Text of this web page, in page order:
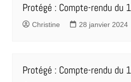
Protégé : Compte-rendu du
Christine 28 janvier 2024
Protégé : Compte-rendu du